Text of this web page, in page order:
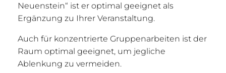
Neuenstein“ ist er optimal geeignet als
Ergänzung zu Ihrer Veranstaltung.
Auch für konzentrierte Gruppenarbeiten ist der
Raum optimal geeignet, um jegliche
Ablenkung zu vermeiden.